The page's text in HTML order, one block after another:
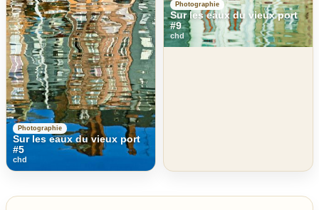
Photographie
Sur les eaux du vieux port
#5
chd
Photographie
Sur les eaux du vieux port
#9
chd